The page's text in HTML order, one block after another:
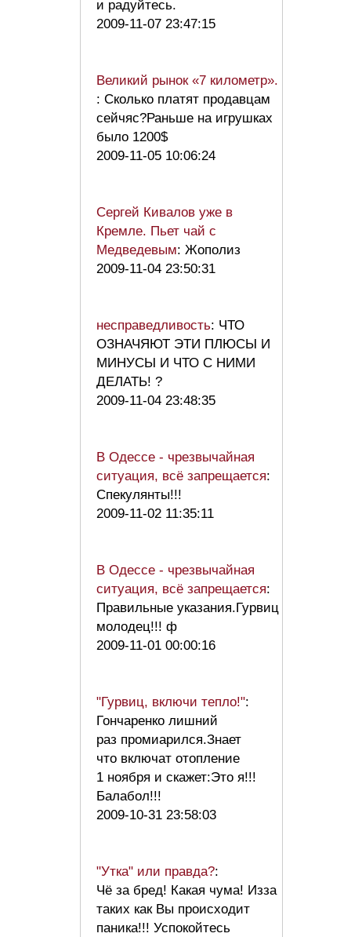
и радуйтесь.
2009-11-07 23:47:15
Великий рынок «7 километр».
: Сколько платят продавцам
сейчяс?Раньше на игрушках
было 1200$
2009-11-05 10:06:24
Сергей Кивалов уже в
Кремле. Пьет чай с
Медведевым: Жополиз
2009-11-04 23:50:31
несправедливость: ЧТО
ОЗНАЧЯЮТ ЭТИ ПЛЮСЫ И
МИНУСЫ И ЧТО С НИМИ
ДЕЛАТЬ! ?
2009-11-04 23:48:35
В Одессе - чрезвычайная
ситуация, всё запрещается:
Спекулянты!!!
2009-11-02 11:35:11
В Одессе - чрезвычайная
ситуация, всё запрещается:
Правильные указания.Гурвиц
молодец!!! ф
2009-11-01 00:00:16
"Гурвиц, включи тепло!":
Гончаренко лишний
раз промиарился.Знает
что включат отопление
1 ноября и скажет:Это я!!!
Балабол!!!
2009-10-31 23:58:03
"Утка" или правда?:
Чё за бред! Какая чума! Изза
таких как Вы происходит
паника!!! Успокойтесь